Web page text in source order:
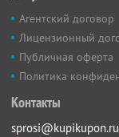
Агентский договор
Лицензионный
Публичная оферта
Политика
Контакты
sprosi@kupikupon.ru